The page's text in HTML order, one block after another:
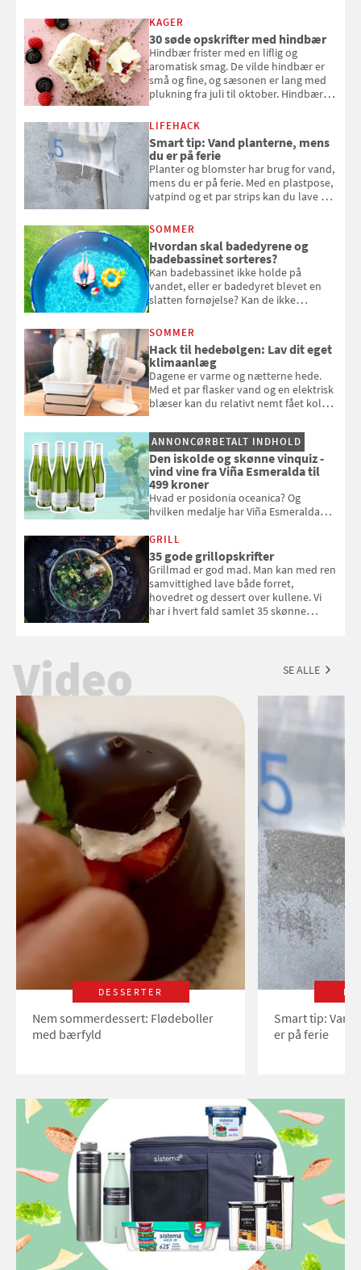
KAGER
30 søde opskrifter med hindbær
Hindbær frister med en liflig og
aromatisk smag. De vilde hindbær er
små og fine, og sæsonen er lang med
plukning fra juli til oktober. Hindbær
kan bruge dine hindbær i alt fra
bagværk og salater til is og syltning.
LIFEHACK
Smart tip: Vand planterne, mens
du er på ferie
Planter og blomster har brug for vand,
mens du er på ferie. Med en plastpose,
vatpind og et par strips kan du lave dit
at bede naboen om at vande eller
komme hjem til døde planter
SOMMER
Hvordan skal badedyrene og
badebassinet sorteres?
Kan badebassinet ikke holde på
vandet, eller er badedyret blevet en
slatten fornøjelse? Kan de ikke
opmærksom, når du smider
badebassinet eller et badedyr ud
SOMMER
Hack til hedebølgen: Lav dit eget
klimaanlæg
Dagene er varme og nætterne hede.
Med et par flasker vand og en elektrisk
blæser kan du relativt nemt fået koldt
og se, hvordan du gør
ANNONCØRBETALT INDHOLD
Den iskolde og skønne vinquiz -
vind vine fra Viña Esmeralda til
499 kroner
Hvad er posidonia oceanica? Og
hvilken medalje har Viña Esmeralda
med i Samvirkes skønne vinquiz, hvor
du kan vinde 6 flasker vin fra Viña
Esmeralda. Konkurrencen slutter 1.
september 2026.
GRILL
35 gode grillopskrifter
Grillmad er god mad. Man kan med ren
samvittighed lave både forret,
hovedret og dessert over kullene. Vi
har i hvert fald samlet 35 skønne
Video SE ALLE
DESSERTER
Nem sommerdessert: Flødeboller
med bærfyld
Smart tip:
er på ferie